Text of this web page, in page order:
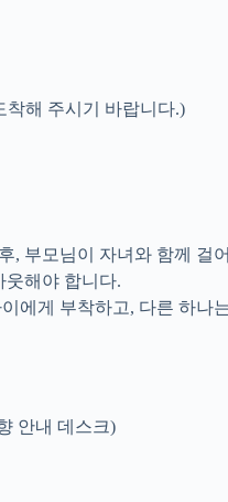
착해 주시기 바랍니다.)
, 부모님이 자녀와 함께 걸
웃해야 합니다.
에게 부착하고, 다른 하
안내 데스크)